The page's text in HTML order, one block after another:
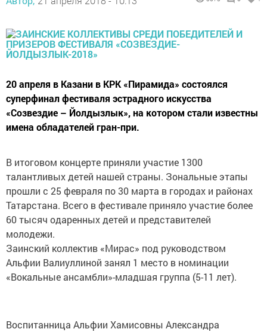
20 апреля в Казани в КРК «Пирамида» состоялся
суперфинал фестиваля эстрадного искусства
«Созвездие – Йолдызлык», на котором стали известны
имена обладателей гран-при.
В итоговом концерте приняли участие 1300
талантливых детей нашей страны. Зональные этапы
прошли с 25 февраля по 30 марта в городах и районах
Татарстана. Всего в фестивале приняло участие более
60 тысяч одаренных детей и представителей
молодежи.
Заинский коллектив «Мирас» под руководством
Альфии Валиуллиной занял 1 место в номинации
«Вокальные ансамбли»-младшая группа (5-11 лет).
Воспитанница Альфии Хамисовны Александра